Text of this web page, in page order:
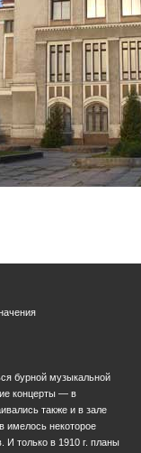
бурной музыкальной
концерты — в
также и в зале
имелось некоторое
И только в 1910 г. планы